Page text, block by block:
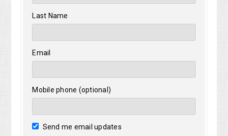
Last Name
Email
Mobile phone (optional)
Send me email updates